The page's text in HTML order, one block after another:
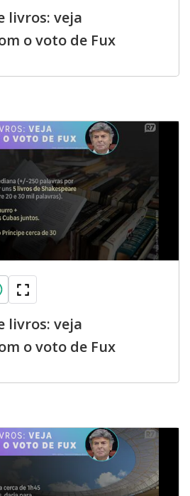
livros: veja
o voto de Fux
livros: veja
o voto de Fux